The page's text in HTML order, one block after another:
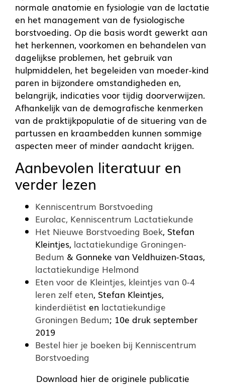
normale anatomie en fysiologie van de lactatie
en het management van de fysiologische
borstvoeding. Op die basis wordt gewerkt aan
het herkennen, voorkomen en behandelen van
dagelijkse problemen, het gebruik van
hulpmiddelen, het begeleiden van moeder-kind
paren in bijzondere omstandigheden en,
belangrijk, indicaties voor tijdig doorverwijzen.
Afhankelijk van de demografische kenmerken
van de praktijkpopulatie of de situering van de
partussen en kraambedden kunnen sommige
aspecten meer of minder aandacht krijgen.
Aanbevolen literatuur en
verder lezen
Kenniscentrum Borstvoeding
Eurolac, Kenniscentrum Lactatiekunde
Het Nieuwe Borstvoeding Boek, Stefan
Kleintjes, lactatiekundige Groningen-
Bedum & Gonneke van Veldhuizen-Staas,
lactatiekundige Helmond
Eten voor de Kleintjes, kleintjes van 0-4
leren zelf eten, Stefan Kleintjes,
kinderdiëtist en lactatiekundige
Groningen Bedum; 10e druk september
2019
Bestel hier je boeken bij Kenniscentrum
Borstvoeding
Download hier de originele publicatie